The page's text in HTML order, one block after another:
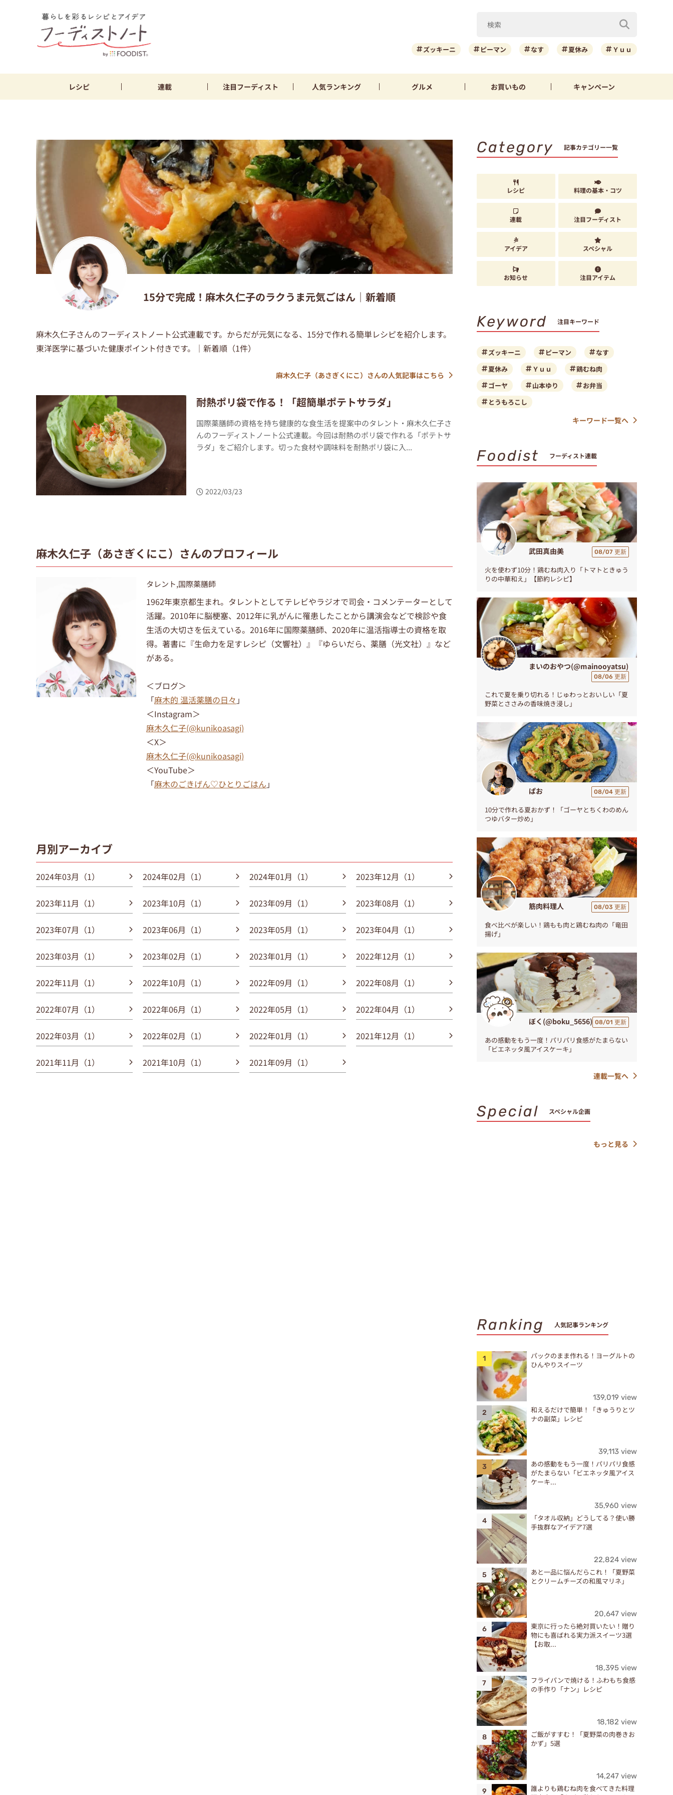
ズッキーニ ピーマン なす 夏休み Ｙｕｕ
レシピ 連載 注目フーディスト 人気ランキング グルメ お買いもの キャンペーン
15分で完成！麻木久仁子のラクうま元気ごはん｜新着順
麻木久仁子さんのフーディストノート公式連載です。からだが元気になる、15分で作れる簡単レシピを紹介します。
東洋医学に基づいた健康ポイント付きです。｜新着順（1件）
麻木久仁子（あさぎくにこ）さんの人気記事はこちら
耐熱ポリ袋で作る！「超簡単ポテトサラダ」
国際薬膳師の資格を持ち健康的な食生活を提案中のタレント・麻木久仁子さ
んのフーディストノート公式連載。今回は耐熱のポリ袋で作れる「ポテトサ
ラダ」をご紹介します。切った食材や調味料を耐熱ポリ袋に入...
2022/03/23
麻木久仁子（あさぎくにこ）さんのプロフィール
タレント,国際薬膳師
1962年東京都生まれ。タレントとしてテレビやラジオで司会・コメンテーターとして
活躍。2010年に脳梗塞、2012年に乳がんに罹患したことから講演会などで検診や食
生活の大切さを伝えている。2016年に国際薬膳師、2020年に温活指導士の資格を取
得。著書に『生命力を足すレシピ（文響社）』『ゆらいだら、薬膳（光文社）』など
がある。
＜ブログ＞
「麻木的 温活薬膳の日々 」
＜Instagram＞
麻木久仁子(@kunikoasagi)
＜X＞
麻木久仁子(@kunikoasagi)
＜YouTube＞
「麻木のごきげん♡ひとりごはん 」
月別アーカイブ
2024年03月（1） 2024年02月（1） 2024年01月（1） 2023年12月（1）
2023年11月（1） 2023年10月（1） 2023年09月（1） 2023年08月（1）
2023年07月（1） 2023年06月（1） 2023年05月（1） 2023年04月（1）
2023年03月（1） 2023年02月（1） 2023年01月（1） 2022年12月（1）
2022年11月（1） 2022年10月（1） 2022年09月（1） 2022年08月（1）
2022年07月（1） 2022年06月（1） 2022年05月（1） 2022年04月（1）
2022年03月（1） 2022年02月（1） 2022年01月（1） 2021年12月（1）
2021年11月（1） 2021年10月（1） 2021年09月（1）
Category 記事カテゴリー一覧
レシピ 料理の基本・コツ
連載 注目フーディスト
アイデア スペシャル
お知らせ 注目アイテム
Keyword 注目キーワード
ズッキーニ ピーマン
なす
夏休み
Ｙｕｕ
鶏むね肉
ゴーヤ
山本ゆり
お弁当
とうもろこし
キーワード一覧へ
Foodist フーディスト連載
武田真由美 08/07 更新
火を使わず10分！鶏むね肉入り「トマトときゅう
りの中華和え」【節約レシピ】
まいのおやつ(@mainooyatsu)
08/06 更新
これで夏を乗り切れる！じゅわっとおいしい「夏
野菜とささみの香味焼き浸し」
ぱお 08/04 更新
10分で作れる夏おかず！「ゴーヤとちくわのめん
つゆバター炒め」
筋肉料理人 08/03 更新
食べ比べが楽しい！鶏もも肉と鶏むね肉の「竜田
揚げ」
ぼく(@boku_5656) 08/01 更新
あの感動をもう一度！パリパリ食感がたまらない
「ビエネッタ風アイスケーキ」
連載一覧へ
Special スペシャル企画
もっと見る
Ranking 人気記事ランキング
パックのまま作れる！ヨーグルトの
ひんやりスイーツ
139,019 view
和えるだけで簡単！「きゅうりとツ
ナの副菜」レシピ
39,113 view
あの感動をもう一度！パリパリ食感
がたまらない「ビエネッタ風アイス
ケーキ...
35,960 view
「タオル収納」どうしてる？使い勝
手抜群なアイデア7選
22,824 view
あと一品に悩んだらこれ！「夏野菜
とクリームチーズの和風マリネ」
20,647 view
東京に行ったら絶対買いたい！贈り
物にも喜ばれる実力派スイーツ3選
【お取...
18,395 view
フライパンで焼ける！ふわもち食感
の手作り「ナン」レシピ
18,182 view
ご飯がすすむ！「夏野菜の肉巻きお
かず」5選
14,247 view
誰よりも鶏むね肉を食べてきた料理